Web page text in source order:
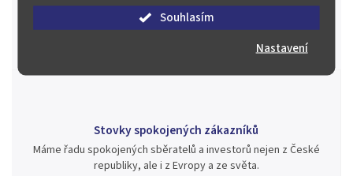
Souhlasím
Nastavení
Během té doby jsme v našich aukcích prodali významné sbírky i
jednotlivé kusy unikátních mincí, bankovek, řádů a vyznamenání
Stovky spokojených zákazníků
Máme řadu spokojených sběratelů a investorů nejen z České
republiky, ale i z Evropy a ze světa.